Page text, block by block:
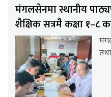
मंगलसेनमा स्थानीय
शैक्षिक सत्रमै कक्षा १–८